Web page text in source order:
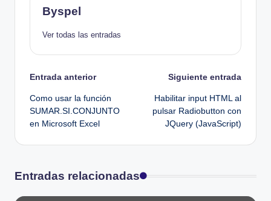
Byspel
Ver todas las entradas
Navegación
de
entradas
Entrada anterior
Como usar la función
SUMAR.SI.CONJUNTO
en Microsoft Excel
Siguiente entrada
Habilitar input HTML al
pulsar Radiobutton con
JQuery (JavaScript)
Entradas relacionadas